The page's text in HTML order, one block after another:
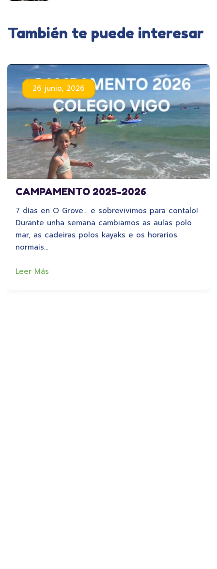
También te puede interesar
26 junio, 2026
CAMPAMENTO 2025-2026
7 días en O Grove… e sobrevivimos para contalo!
Durante unha semana cambiamos as aulas polo
mar, as cadeiras polos kayaks e os horarios
normais…
Leer Más